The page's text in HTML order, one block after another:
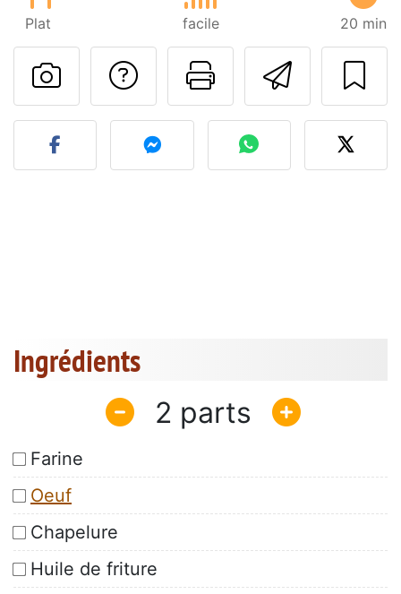
Plat facile 20 min
Imprimer
Poser une
Publier votre photo de
Ingrédients
2
Farine
Oeuf
Chapelure
Huile de friture